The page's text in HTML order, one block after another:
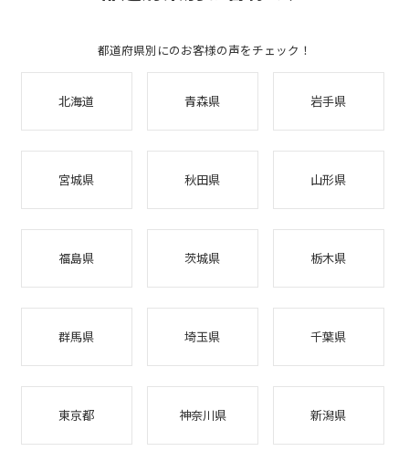
都道府県別にのお客様の声をチェック！
北海道 青森県 岩手県
宮城県 秋田県 山形県
福島県 茨城県 栃木県
群馬県 埼玉県 千葉県
東京都 神奈川県 新潟県